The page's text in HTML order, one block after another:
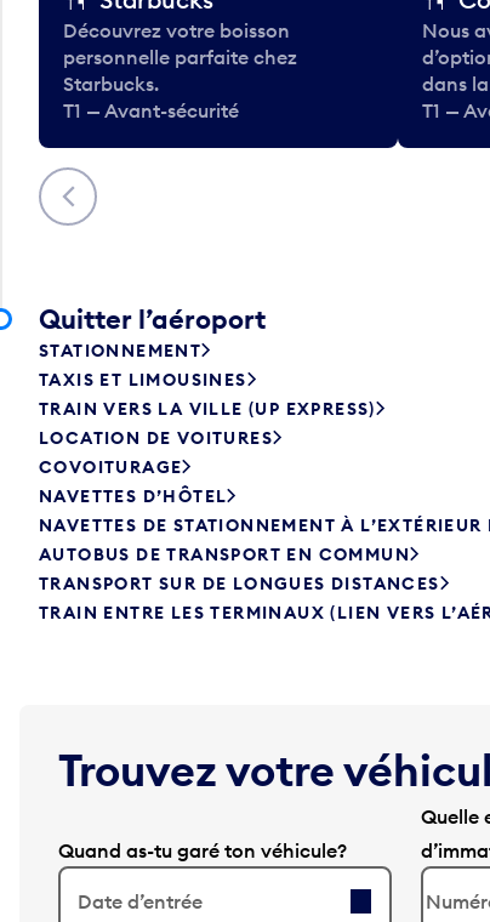
Précédent
Découvrez votre boisson
personnelle parfaite chez
Starbucks.
T1 — Avant-sécurité
Nous
dans
T1 —
Quitter l’aéroport
STATIONNEMENT
TAXIS ET LIMOUSINES
TRAIN VERS LA VILLE (UP EXPRESS)
LOCATION DE VOITURES
COVOITURAGE
NAVETTES D’HÔTEL
NAVETTES DE STATIONNEMENT À L’EXTÉRIEUR
AUTOBUS DE TRANSPORT EN COMMUN
TRANSPORT SUR DE LONGUES DISTANCES
TRAIN ENTRE LES TERMINAUX (LIEN VERS
Trouvez votre
Quand as-tu garé ton véhicule?
Date d’entrée
Quelle